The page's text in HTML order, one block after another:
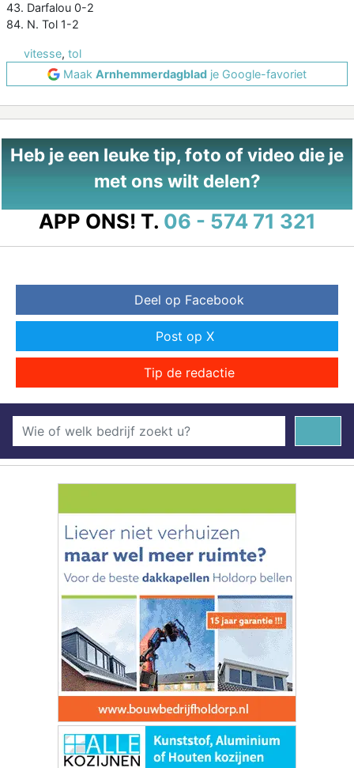
43. Darfalou 0-2
84. N. Tol 1-2
vitesse, tol
Maak Arnhemmerdagblad je Google-favoriet
Heb je een leuke tip, foto of video die je
met ons wilt delen?
APP ONS! T. 06 - 574 71 321
Deel op Facebook
Post op X
Tip de redactie